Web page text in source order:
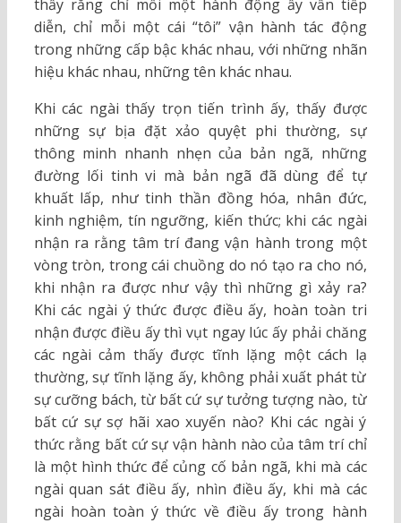
thấy rằng chỉ mỗi một hành động ấy vẫn tiếp
diễn, chỉ mỗi một cái “tôi” vận hành tác động
trong những cấp bậc khác nhau, với những nhãn
hiệu khác nhau, những tên khác nhau.
Khi các ngài thấy trọn tiến trình ấy, thấy được
những sự bịa đặt xảo quyệt phi thường, sự
thông minh nhanh nhẹn của bản ngã, những
đường lối tinh vi mà bản ngã đã dùng để tự
khuất lấp, như tinh thần đồng hóa, nhân đức,
kinh nghiệm, tín ngưỡng, kiến thức; khi các ngài
nhận ra rằng tâm trí đang vận hành trong một
vòng tròn, trong cái chuồng do nó tạo ra cho nó,
khi nhận ra được như vậy thì những gì xảy ra?
Khi các ngài ý thức được điều ấy, hoàn toàn tri
nhận được điều ấy thì vụt ngay lúc ấy phải chăng
các ngài cảm thấy được tĩnh lặng một cách lạ
thường, sự tĩnh lặng ấy, không phải xuất phát từ
sự cưỡng bách, từ bất cứ sự tưởng tượng nào, từ
bất cứ sự sợ hãi xao xuyến nào? Khi các ngài ý
thức rằng bất cứ sự vận hành nào của tâm trí chỉ
là một hình thức để củng cố bản ngã, khi mà các
ngài quan sát điều ấy, nhìn điều ấy, khi mà các
ngài hoàn toàn ý thức về điều ấy trong hành